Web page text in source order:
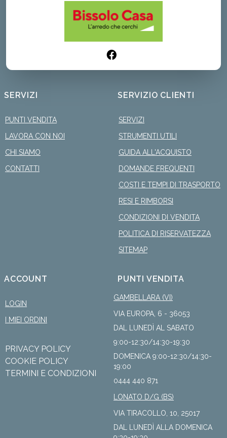
SERVIZI
PUNTI VENDITA
LAVORA CON NOI
CHI SIAMO
CONTATTI
SERVIZIO CLIENTI
SERVIZI
STRUMENTI UTILI
GUIDA ALL'ACQUISTO
DOMANDE FREQUENTI
COSTI E TEMPI DI TRASPORTO
RESI E RIMBORSI
CONDIZIONI DI VENDITA
POLITICA DI RISERVATEZZA
SITEMAP
ACCOUNT
LOGIN
I MIEI ORDINI
PRIVACY POLICY
COOKIE POLICY
TERMINI E CONDIZIONI
PUNTI VENDITA
GAMBELLARA (VI)
VIA EUROPA, 6 - 36053
DAL LUNEDÌ AL SABATO
9:00-12:30/14:30-19:30
DOMENICA 9:00-12:30/14:30-
19:00
0444 440 871
LONATO D/G (BS)
VIA TIRACOLLO, 10, 25017
DAL LUNEDÌ ALLA DOMENICA